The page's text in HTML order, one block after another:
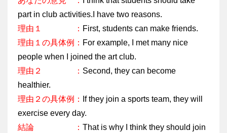
part in club activities.I have two reasons.
理由１ ： First, students can make friends.
理由１の具体例： For example, I met many nice
people when I joined the art club.
理由２ ： Second, they can become
healthier.
理由２の具体例：
If they join a sports team, they will
exercise every day.
結論 ： That is why I think they should join